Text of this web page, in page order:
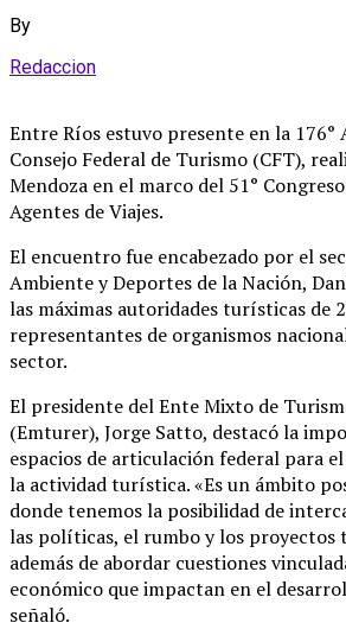
By
Redaccion
Entre Ríos estuvo presente en la 176°
Consejo Federal de Turismo (CFT),
Mendoza en el marco del 51°
Agentes de Viajes.
El encuentro fue encabezado por el
Ambiente y Deportes de la Nación,
las máximas autoridades turísticas de
representantes de organismos
sector.
El presidente del Ente Mixto de
(Emturer), Jorge Satto, destacó la
espacios de articulación federal para
la actividad turística. «Es un ámbito
donde tenemos la posibilidad de
las políticas, el rumbo y los proyectos
además de abordar cuestiones
económico que impactan en el
señaló.